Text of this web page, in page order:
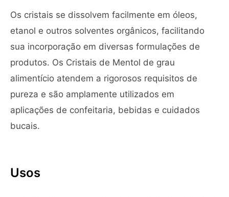
Os cristais se dissolvem facilmente em óleos,
etanol e outros solventes orgânicos, facilitando
sua incorporação em diversas formulações de
produtos. Os Cristais de Mentol de grau
alimentício atendem a rigorosos requisitos de
pureza e são amplamente utilizados em
aplicações de confeitaria, bebidas e cuidados
bucais.
Usos